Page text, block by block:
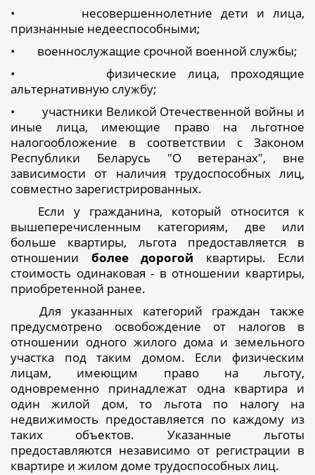
•
несовершеннолетние дети и лица,
признанные недееспособными;
•
военнослужащие срочной военной службы;
•
физические лица, проходящие
альтернативную службу;
•
участники Великой Отечественной войны и
иные лица, имеющие право на льготное
налогообложение в соответствии с Законом
Республики Беларусь "О ветеранах", вне
зависимости от наличия трудоспособных лиц,
совместно зарегистрированных.
Если у гражданина, который относится к
вышеперечисленным категориям, две или
больше квартиры, льгота предоставляется в
отношении более дорогой квартиры. Если
стоимость одинаковая - в отношении квартиры,
приобретенной ранее.
Для указанных категорий граждан также
предусмотрено освобождение от налогов в
отношении одного жилого дома и земельного
участка под таким домом. Если физическим
лицам, имеющим право на льготу,
одновременно принадлежат одна квартира и
один жилой дом, то льгота по налогу на
недвижимость предоставляется по каждому из
таких объектов. Указанные льготы
предоставляются независимо от регистрации в
квартире и жилом доме трудоспособных лиц.